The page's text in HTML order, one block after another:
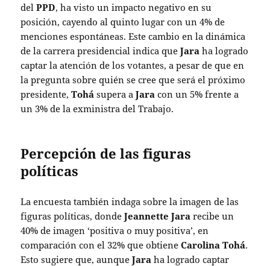
delPPD, ha visto un impacto negativo en su
posición, cayendo al quinto lugar con un 4% de
menciones espontáneas. Este cambio en la dinámica
de la carrera presidencial indica queJara ha logrado
captar la atención de los votantes, a pesar de que en
la pregunta sobre quién se cree que será el próximo
presidente,Tohá supera aJara con un 5% frente a
un 3% de la exministra del Trabajo.
Percepción de las figuras
políticas
La encuesta también indaga sobre la imagen de las
figuras políticas, dondeJeannette Jara recibe un
40% de imagen ‘positiva o muy positiva’, en
comparación con el 32% que obtieneCarolina Tohá.
Esto sugiere que, aunqueJara ha logrado captar